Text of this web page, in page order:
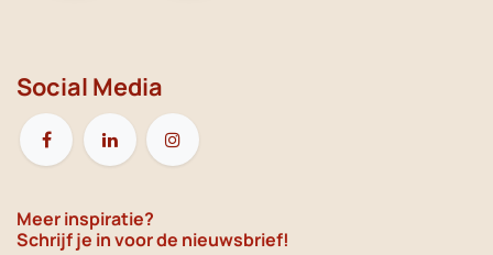
Social Media
Meer inspiratie?
Schrijf je in voor de nieuwsbrief!